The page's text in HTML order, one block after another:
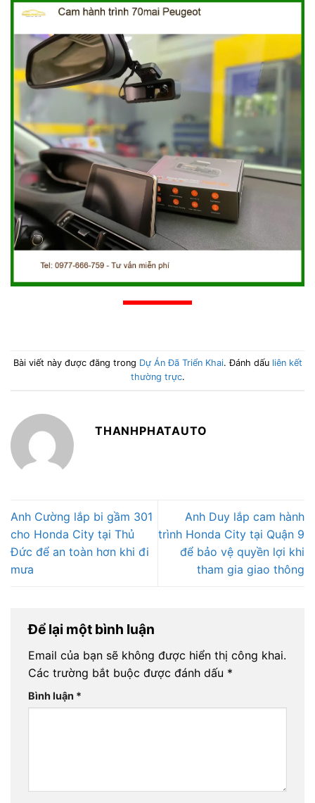
Bài viết này được đăng trong Dự Án Đã Triển Khai. Đánh dấu liên kết
thường trực.
THANHPHATAUTO
Anh Cường lắp bi gầm 301
cho Honda City tại Thủ
Đức để an toàn hơn khi đi
mưa
Anh Duy lắp cam hành
trình Honda City tại Quận 9
để bảo vệ quyền lợi khi
tham gia giao thông
Để lại một bình luận
Email của bạn sẽ không được hiển thị công khai.
Các trường bắt buộc được đánh dấu *
Bình luận *